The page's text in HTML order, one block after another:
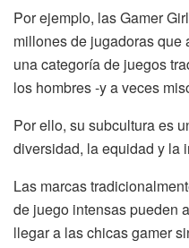
Por ejemplo, las Gamer
millones de jugadoras que
una categoría de juegos
los hombres -y a veces
Por ello, su subcultura es
diversidad, la equidad y la
Las marcas
de juego intensas pueden
llegar a las chicas gamer